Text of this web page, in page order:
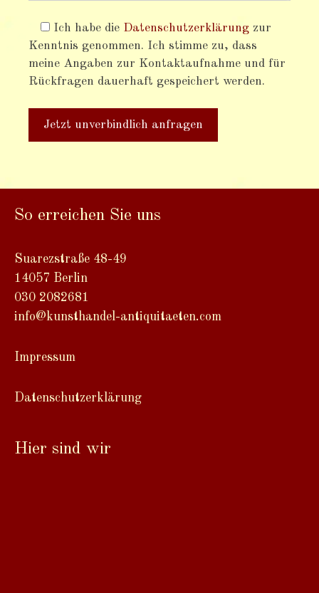
Ich habe die Datenschutzerklärung zur
Kenntnis genommen. Ich stimme zu, dass
meine Angaben zur Kontaktaufnahme und für
Rückfragen dauerhaft gespeichert werden.
l
e
n
a
t
i
:
So erreichen Sie uns
Suarezstraße 48-49
14057 Berlin
030 2082681
info@kunsthandel-antiquitaeten.com
Impressum
Datenschutzerklärung
Hier sind wir